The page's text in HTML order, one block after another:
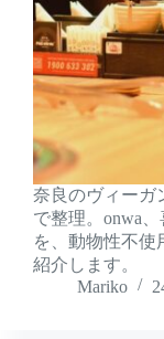
奈良のヴィーガ
で整理。onwa
を、動物性不使
紹介します。
Mariko